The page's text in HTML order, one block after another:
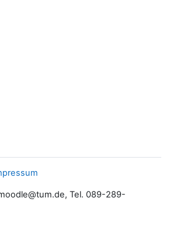
Tel. 089-289-